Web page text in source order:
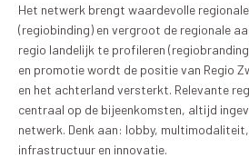
Teams
Supporters
Business
MVO & Regio
Het netwerk brengt waardevolle
(regiobinding) en vergroot de regionale
regio landelijk te profileren
en promotie wordt de positie van Regio
en het achterland versterkt. Relevante
centraal op de bijeenkomsten, altijd
netwerk. Denk aan: lobby,
infrastructuur en innovatie.